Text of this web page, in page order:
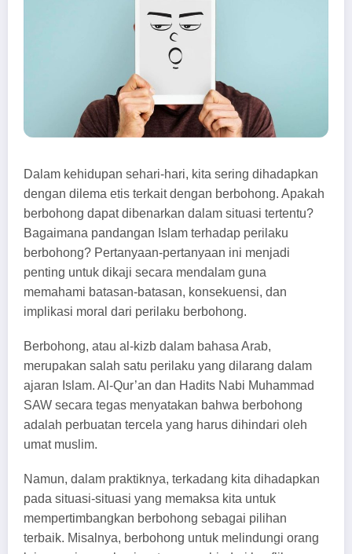
Dalam kehidupan sehari-hari, kita sering dihadapkan
dengan dilema etis terkait dengan berbohong. Apakah
berbohong dapat dibenarkan dalam situasi tertentu?
Bagaimana pandangan Islam terhadap perilaku
berbohong? Pertanyaan-pertanyaan ini menjadi
penting untuk dikaji secara mendalam guna
memahami batasan-batasan, konsekuensi, dan
implikasi moral dari perilaku berbohong.
Berbohong, atau al-kizb dalam bahasa Arab,
merupakan salah satu perilaku yang dilarang dalam
ajaran Islam. Al-Qur’an dan Hadits Nabi Muhammad
SAW secara tegas menyatakan bahwa berbohong
adalah perbuatan tercela yang harus dihindari oleh
umat muslim.
Namun, dalam praktiknya, terkadang kita dihadapkan
pada situasi-situasi yang memaksa kita untuk
mempertimbangkan berbohong sebagai pilihan
terbaik. Misalnya, berbohong untuk melindungi orang